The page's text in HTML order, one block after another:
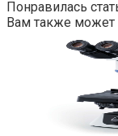
Понравилась
Вам также может